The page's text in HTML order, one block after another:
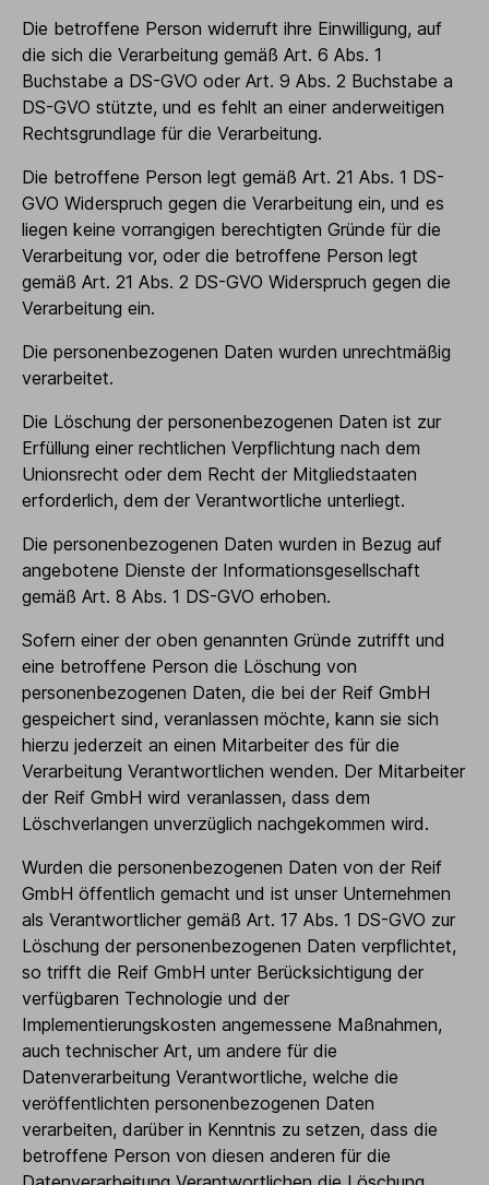
Die betroffene Person widerruft ihre Einwilligung, auf
die sich die Verarbeitung gemäß Art. 6 Abs. 1
Buchstabe a DS-GVO oder Art. 9 Abs. 2 Buchstabe a
DS-GVO stützte, und es fehlt an einer anderweitigen
Rechtsgrundlage für die Verarbeitung.
Die betroffene Person legt gemäß Art. 21 Abs. 1 DS-
GVO Widerspruch gegen die Verarbeitung ein, und es
liegen keine vorrangigen berechtigten Gründe für die
Verarbeitung vor, oder die betroffene Person legt
gemäß Art. 21 Abs. 2 DS-GVO Widerspruch gegen die
Verarbeitung ein.
Die personenbezogenen Daten wurden unrechtmäßig
verarbeitet.
Die Löschung der personenbezogenen Daten ist zur
Erfüllung einer rechtlichen Verpflichtung nach dem
Unionsrecht oder dem Recht der Mitgliedstaaten
erforderlich, dem der Verantwortliche unterliegt.
Die personenbezogenen Daten wurden in Bezug auf
angebotene Dienste der Informationsgesellschaft
gemäß Art. 8 Abs. 1 DS-GVO erhoben.
Sofern einer der oben genannten Gründe zutrifft und
eine betroffene Person die Löschung von
personenbezogenen Daten, die bei der Reif GmbH
gespeichert sind, veranlassen möchte, kann sie sich
hierzu jederzeit an einen Mitarbeiter des für die
Verarbeitung Verantwortlichen wenden. Der Mitarbeiter
der Reif GmbH wird veranlassen, dass dem
Löschverlangen unverzüglich nachgekommen wird.
Wurden die personenbezogenen Daten von der Reif
GmbH öffentlich gemacht und ist unser Unternehmen
als Verantwortlicher gemäß Art. 17 Abs. 1 DS-GVO zur
Löschung der personenbezogenen Daten verpflichtet,
so trifft die Reif GmbH unter Berücksichtigung der
verfügbaren Technologie und der
Implementierungskosten angemessene Maßnahmen,
auch technischer Art, um andere für die
Datenverarbeitung Verantwortliche, welche die
veröffentlichten personenbezogenen Daten
verarbeiten, darüber in Kenntnis zu setzen, dass die
betroffene Person von diesen anderen für die